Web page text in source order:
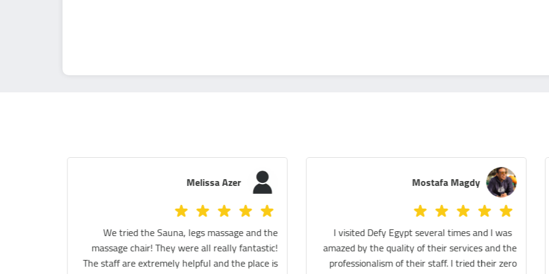
Melissa Azer
We tried the Sauna, legs massage and the
massage chair! They were all really fantastic!
The staff are extremely helpful and the place is
Youmna K
I really loved the zero gravity massage chair, it's
pretty relaxing. I also enjoyed the floating and
sauna session. As for the cryo session it really